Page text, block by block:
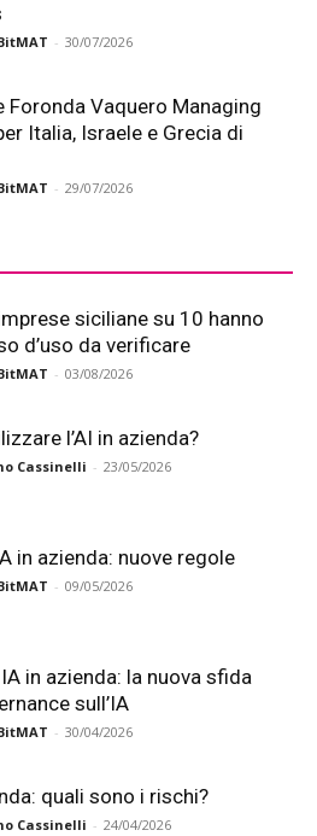
- 30/07/2026
Foronda Vaquero Managing
Italia, Israele e Grecia di
- 29/07/2026
siciliane su 10 hanno
d’uso da verificare
- 03/08/2026
l’AI in azienda?
Cassinelli - 23/05/2026
in azienda: nuove regole
- 09/05/2026
in azienda: la nuova sfida
sull’IA
- 30/04/2026
quali sono i rischi?
Cassinelli - 24/04/2026